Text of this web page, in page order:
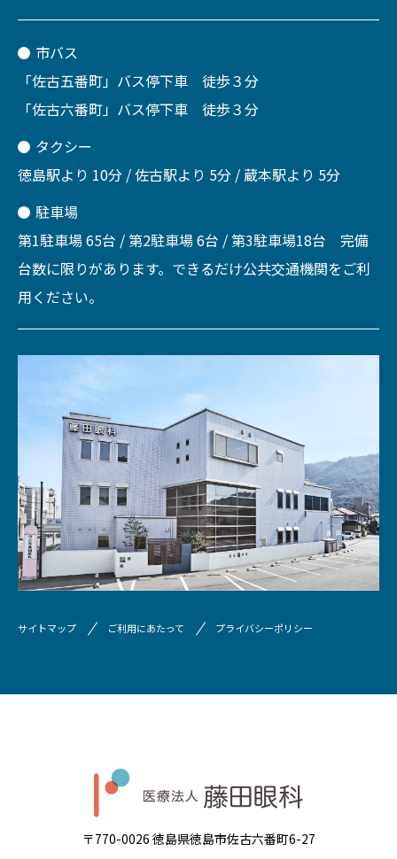
市バス
「佐古五番町」バス停下車 徒歩３分
「佐古六番町」バス停下車 徒歩３分
タクシー
徳島駅より 10分 / 佐古駅より 5分 / 蔵本駅より 5分
駐車場
第1駐車場 65台 / 第2駐車場 6台 / 第3駐車場18台 完備
台数に限りがあります。できるだけ公共交通機関をご利
用ください。
サイトマップ ご利用にあたって プライバシーポリシー
〒770-0026 徳島県徳島市佐古六番町6-27